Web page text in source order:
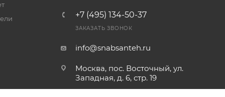
+7 (495) 134-50-37
ЗАКАЗАТЬ ЗВОНОК
info@snabsanteh.ru
Москва, пос. Восточный, ул.
Западная, д. 6, стр. 19